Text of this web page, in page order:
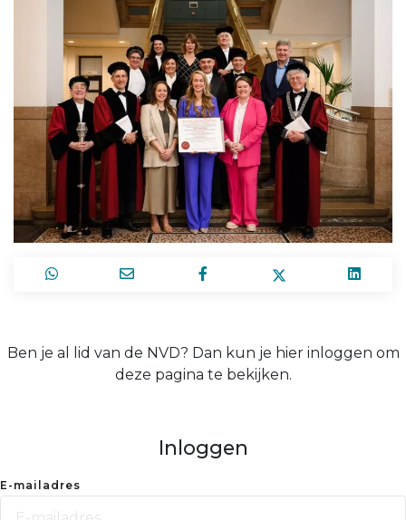
Ben je al lid van de NVD? Dan kun je hier inloggen om
deze pagina te bekijken.
Inloggen
E-mailadres